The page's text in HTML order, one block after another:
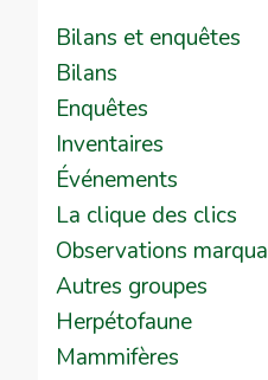
Bilans et enquêtes
Bilans
Enquêtes
Inventaires
Événements
La clique des clics
Observations
Autres groupes
Herpétofaune
Mammifères